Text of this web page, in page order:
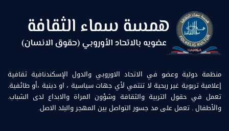
منظمة دولية وعضو في الاتحاد الاوروبي والدول الإسكندنافية ثقافية
إعلامية تربوية غير ربحية لا تنتمي لأي جهات سياسية ، او دينية ،أو طائفية.
تعمل في حقول التربية والثقافة وشؤون المراة والابداع لدى الشباب.
والأطفال . تعمل على مد جسور التواصل بين المهجر والبلد الاصل.